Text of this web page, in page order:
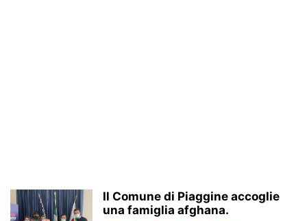
Il Comune di Piaggine accoglie
una famiglia afghana.